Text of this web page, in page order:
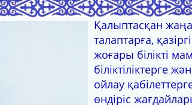
Қалыптасқан
талаптарға,
жоғары білікті
біліктіліктерге
ойлау
өндіріс